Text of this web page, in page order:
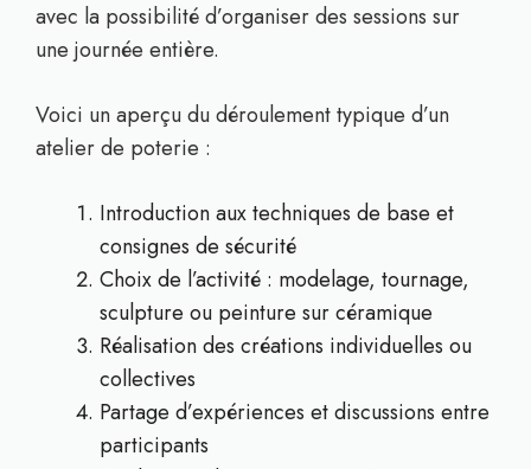
avec la possibilité d’organiser des sessions sur
une journée entière.
Voici un aperçu du déroulement typique d’un
atelier de poterie :
Introduction aux techniques de base et
consignes de sécurité
Choix de l’activité : modelage, tournage,
sculpture ou peinture sur céramique
Réalisation des créations individuelles ou
collectives
Partage d’expériences et discussions entre
participants